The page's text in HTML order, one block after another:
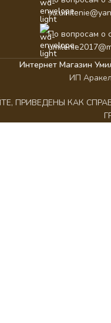
По вопросам о
Интернет Магазин
ИП
ПРИВЕДЕНЫ КАК